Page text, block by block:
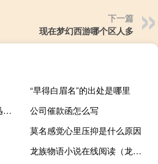
下一篇
现在梦幻西游哪个区人多
“早得白眉名”的出处是哪里
陪伴是最长情的告白陈奕迅歌曲（陪伴是最长情的告白歌词陈奕迅）
公司催款函怎么写
莫名感觉心里压抑是什么原因
龙族物语小说在线阅读（龙族物语）